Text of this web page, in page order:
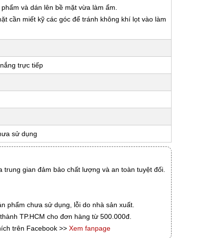
và dán lên bề mặt vừa làm ẩm.
cần miết kỹ các góc để tránh không khí lọt vào làm
trực tiếp
sử dụng
trung gian đảm bảo chất lượng và an toàn tuyệt đối.
phẩm chưa sử dụng, lỗi do nhà sản xuất.
TP.HCM cho đơn hàng từ 500.000đ.
trên Facebook >> Xem fanpage